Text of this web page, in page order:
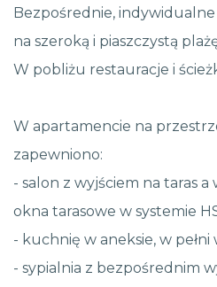
Bezpośrednie,
na szeroką i piaszczystą
W pobliżu restauracje i
W apartamencie na
zapewniono:
- salon z wyjściem na taras
okna tarasowe w systemie
- kuchnię w aneksie, w pełni
- sypialnia z bezpośrednim